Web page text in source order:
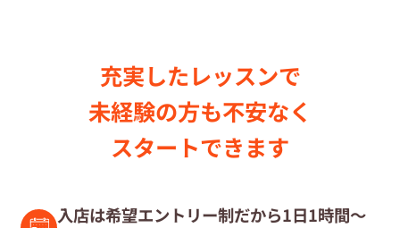
トレーニングセンター一覧
セラピスト募集中の店舗検索
充実したレッスンで
未経験の⽅も不安なく
スタートできます
入店は希望エントリー制だから1日1時間～